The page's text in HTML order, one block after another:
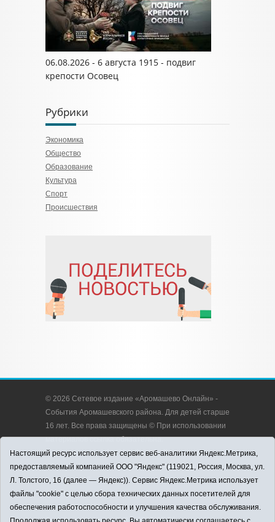
06.08.2026 - 6 августа 1915 - подвиг
крепости Осовец
Рубрики
Экономика
Общество
Образование
Культура
Спорт
Происшествия
© 2026 Сетевое издание «Аромашево Онлайн» -
События Аромашевского района. Для детей старше
16 лет. Все права защищены © При использовании
материалов ссылка обязательна.
Адрес редакции: 627350, Россия, Тюменская
область, Аромашевский район, с. Аромашево, ул.
Кирова, д. 13.
Адрес электронной почты редакции:
strudu72@obl72.ru
Телефон редакции: 8 (34545) 2-30-58
Настоящий ресурс использует сервис веб-аналитики Яндекс.Метрика,
предоставляемый компанией ООО "Яндекс" (119021, Россия, Москва, ул.
Л. Толстого, 16 (далее — Яндекс)). Сервис Яндекс.Метрика использует
файлы "cookie" с целью сбора технических данных посетителей для
обеспечения работоспособности и улучшения качества обслуживания.